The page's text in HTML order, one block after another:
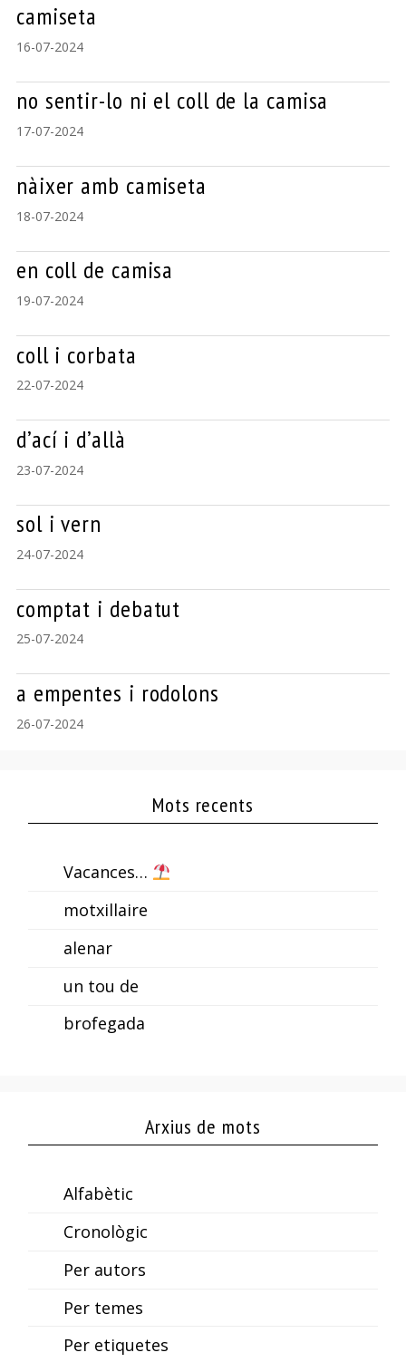
camiseta
16-07-2024
no sentir-lo ni el coll de la camisa
17-07-2024
nàixer amb camiseta
18-07-2024
en coll de camisa
19-07-2024
coll i corbata
22-07-2024
d’ací i d’allà
23-07-2024
sol i vern
24-07-2024
comptat i debatut
25-07-2024
a empentes i rodolons
26-07-2024
Mots recents
Vacances…
motxillaire
alenar
un tou de
brofegada
Arxius de mots
Alfabètic
Cronològic
Per autors
Per temes
Per etiquetes